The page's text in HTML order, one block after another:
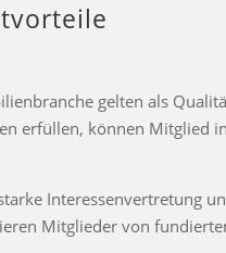
gelten als
erfüllen, können Mitglied
Interessenvertretung
Mitglieder von